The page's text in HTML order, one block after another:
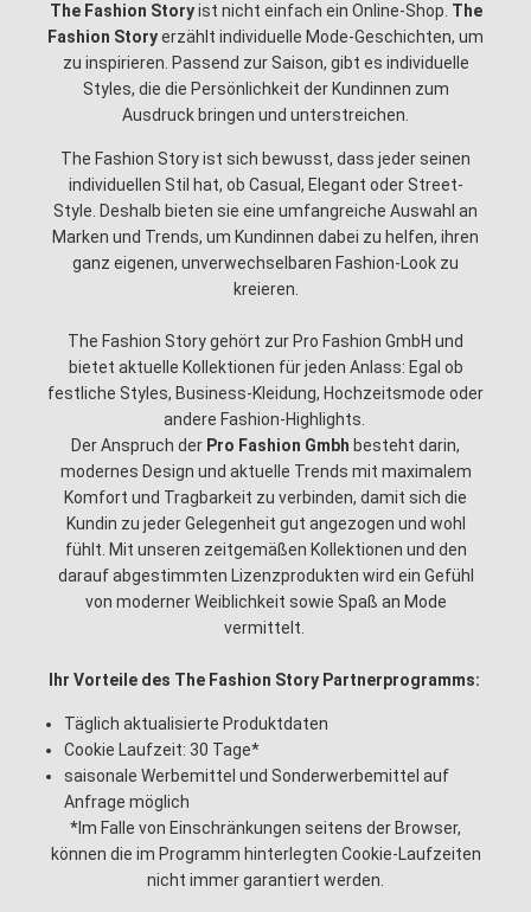
The Fashion Storyist nicht einfach ein Online-Shop. The
Fashion Storyerzählt individuelle Mode-Geschichten, um
zu inspirieren. Passend zur Saison, gibt es individuelle
Styles, die die Persönlichkeit der Kundinnen zum
Ausdruck bringen und unterstreichen.
The Fashion Story ist sich bewusst, dass jeder seinen
individuellen Stil hat, ob Casual, Elegant oder Street-
Style. Deshalb bieten sie eine umfangreiche Auswahl an
Marken und Trends, um Kundinnen dabei zu helfen, ihren
ganz eigenen, unverwechselbaren Fashion-Look zu
kreieren.
The Fashion Story gehört zur Pro Fashion GmbH und
bietet aktuelle Kollektionen für jeden Anlass: Egal ob
festliche Styles, Business-Kleidung, Hochzeitsmode oder
andere Fashion-Highlights.
Der Anspruch der Pro Fashion Gmbh besteht darin,
modernes Design und aktuelle Trends mit maximalem
Komfort und Tragbarkeit zu verbinden, damit sich die
Kundin zu jeder Gelegenheit gut angezogen und wohl
fühlt. Mit unseren zeitgemäßen Kollektionen und den
darauf abgestimmten Lizenzprodukten wird ein Gefühl
von moderner Weiblichkeit sowie Spaß an Mode
vermittelt.
Ihr Vorteile des The Fashion Story Partnerprogramms:
Täglich aktualisierte Produktdaten
Cookie Laufzeit: 30 Tage*
saisonale Werbemittel und Sonderwerbemittel auf
Anfrage möglich
*Im Falle von Einschränkungen seitens der Browser,
können die im Programm hinterlegten Cookie-Laufzeiten
nicht immer garantiert werden.